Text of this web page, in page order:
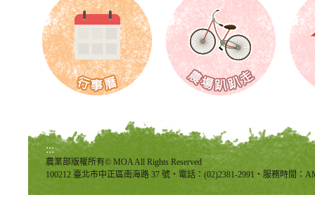
:::
農業部版權所有© MOA All Rights Reserved
100212 臺北市中正區南海路 37 號‧電話：(02)2381-2991‧服務時間：